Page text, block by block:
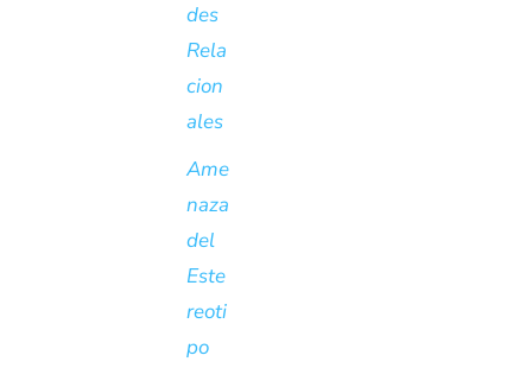
des
Rela
cion
ales
Ame
naza
del
Este
reoti
po